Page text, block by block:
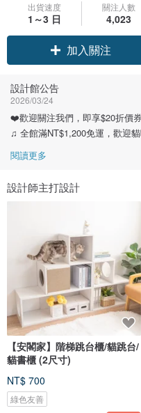
出貨速度
1～3 日
關注人數
4,023
領優惠券
加入關注
設計館公告
2026/03/24
❤️歡迎關注我們，即享$20折價
♫ 全館滿NT$1,200免運，歡迎
閱讀更多
設計師主打設計
【安閣家】階梯跳台櫃/貓跳台/
貓書櫃 (2尺寸)
NT$ 700
綠色友善